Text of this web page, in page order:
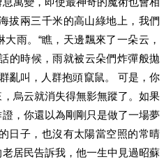
拔兩三千米的高山綠地上，我們
雨。“瞧，天邊飄來了一朵云，
的時候，雨就被云朵們炸彈般拋
亂叫，人群抱頭竄鼠。 可是，你
烏云就消失得無影無蹤了。如果
，你還以為剛剛只是做了一場夢
日子，也沒有太陽當空照的常晴
居民告訴我，他一生中見過昭蘇